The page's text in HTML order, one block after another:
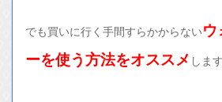
でも買いに行く手間すらかからないウ
ーを使う方法をオススメ します